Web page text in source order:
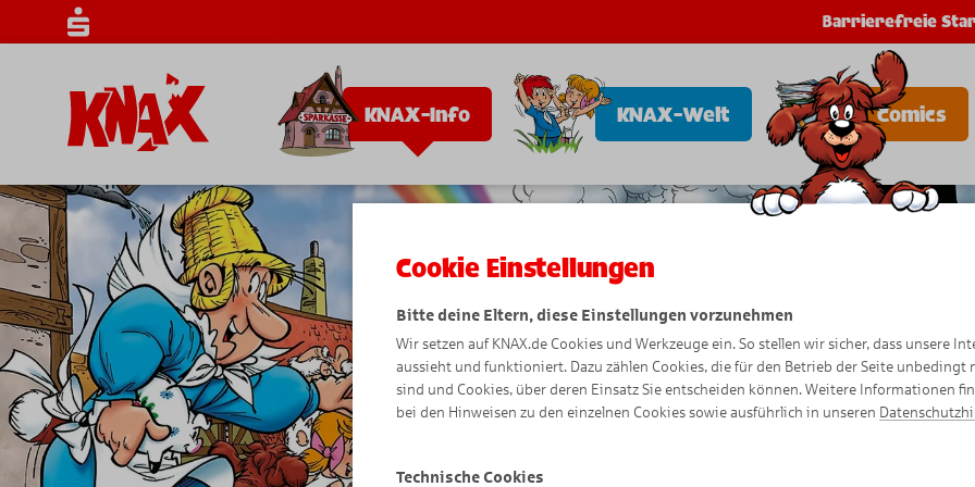
Barrierefreie
KNAX-Info KNAX-Welt Comics
Cookie Einstellungen
Bitte deine Eltern, diese Einstellungen vorzunehmen
Wir setzen auf KNAX.de Cookies und Werkzeuge ein. So stellen wir sicher, dass unsere
aussieht und funktioniert. Dazu zählen Cookies, die für den Betrieb der Seite unbedingt
sind und Cookies, über deren Einsatz Sie entscheiden können. Weitere Informationen
bei den Hinweisen zu den einzelnen Cookies sowie ausführlich in unseren
Technische Cookies